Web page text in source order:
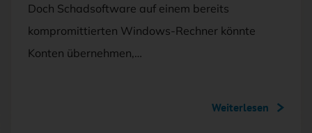
Doch Schadsoftware auf einem bereits
kompromittierten Windows-Rechner könnte
Konten übernehmen,…
Weiterlesen